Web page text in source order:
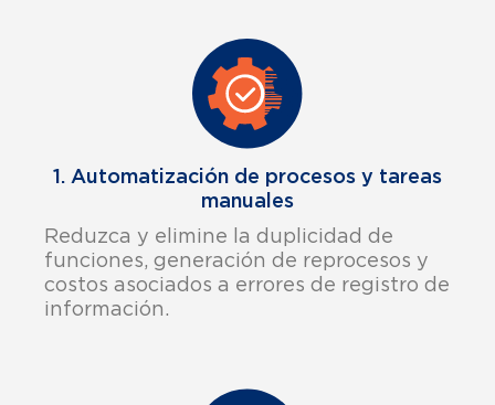
1. Automatización de procesos y tareas
manuales
Reduzca y elimine la duplicidad de
funciones, generación de reprocesos y
costos asociados a errores de registro de
información.